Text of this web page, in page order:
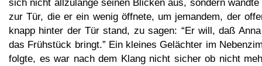
sich nicht allzulange seinen Blicken aus, sondern wandte
zur Tür, die er ein wenig öffnete, um jemandem, der
knapp hinter der Tür stand, zu sagen: “Er will, daß
das Frühstück bringt.” Ein kleines Gelächter im
folgte, es war nach dem Klang nicht sicher ob nicht